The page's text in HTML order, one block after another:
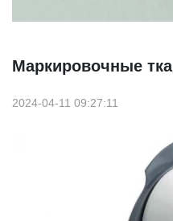
Маркировочные
2024-04-11 09:27:11